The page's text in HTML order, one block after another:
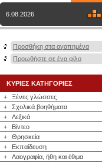
6.08.2026
Προσθήκη στα αγαπημένα
Προωθήστε σε ένα φίλο
ΚΥΡΙΕΣ ΚΑΤΗΓΟΡΙΕΣ
+
Ξένες γλώσσες
+
Σχολικά βοηθήματα
+
Λεξικά
+
Βίντεο
+
Θρησκεία
+
Εκπαίδευση
+
Λαογραφία, ήθη και έθιμα